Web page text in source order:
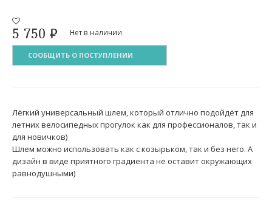
5 750 ₽ Нет в наличии
СООБЩИТЬ О ПОСТУПЛЕНИИ
Лёгкий универсальный шлем, который отлично подойдёт для
летних велосипедных прогулок как для профессионалов, так и
для новичков)
Шлем можно использовать как с козырьком, так и без него. А
дизайн в виде приятного градиента не оставит окружающих
равнодушными)